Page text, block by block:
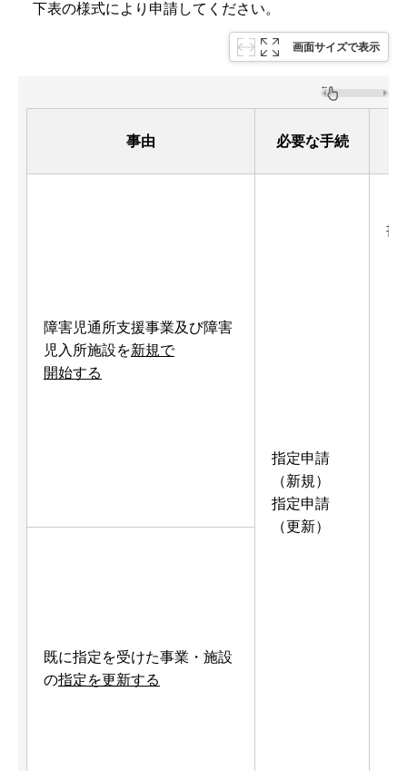
下表の様式により申請してください。
画面サイズで表示
事由 必要な手続
障害児通所支援事業及び障害
児入所施設を新規で
開始する
指定申請
（新規）
指定申請
（更新）
書
既に指定を受けた事業・施設
の指定を更新する